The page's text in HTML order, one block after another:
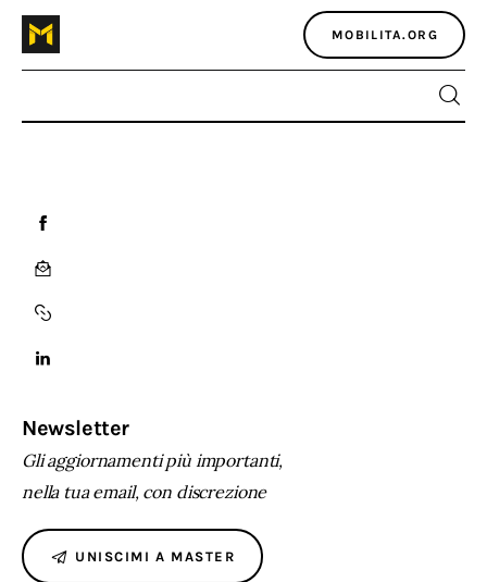
MOBILITA.ORG
Atlante dei masters
Argomenti
Agenzia e media
Contatti
Newsletter
Gli aggiornamenti più importanti,
nella tua email, con discrezione
UNISCIMI A MASTER